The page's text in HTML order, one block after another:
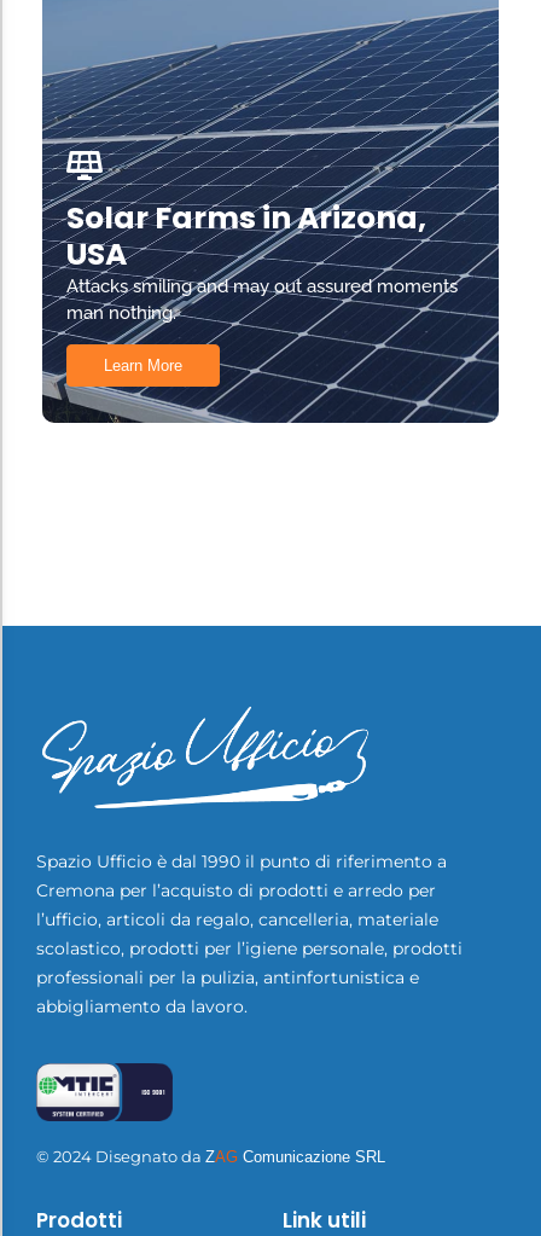
Solar Farms in Arizona,
USA
Attacks smiling and may out assured moments
man nothing.
Learn More
Spazio Ufficio è dal 1990 il punto di riferimento a
Cremona per l’acquisto di prodotti e arredo per
l’ufficio, articoli da regalo, cancelleria, materiale
scolastico, prodotti per l’igiene personale, prodotti
professionali per la pulizia, antinfortunistica e
abbigliamento da lavoro.
© 2024 Disegnato da ZAG Comunicazione SRL
Prodotti Link utili